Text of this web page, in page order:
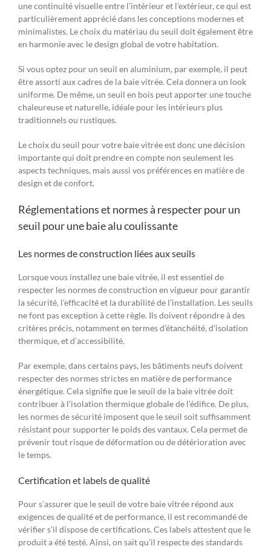
une continuité visuelle entre l’intérieur et l’extérieur, ce qui est
particulièrement apprécié dans les conceptions modernes et
minimalistes. Le choix du matériau du seuil doit également être
en harmonie avec le design global de votre habitation.
Si vous optez pour un seuil en aluminium, par exemple, il peut
être assorti aux cadres de la baie vitrée. Cela donnera un look
uniforme. De même, un seuil en bois peut apporter une touche
chaleureuse et naturelle, idéale pour les intérieurs plus
traditionnels ou rustiques.
Le choix du seuil pour votre baie vitrée est donc une décision
importante qui doit prendre en compte non seulement les
aspects techniques, mais aussi vos préférences en matière de
design et de confort.
Réglementations et normes à respecter pour un
seuil pour une baie alu coulissante
Les normes de construction liées aux seuils
Lorsque vous installez une baie vitrée, il est essentiel de
respecter les normes de construction en vigueur pour garantir
la sécurité, l’efficacité et la durabilité de l’installation. Les seuils
ne font pas exception à cette règle. Ils doivent répondre à des
critères précis, notamment en termes d’étanchéité, d’isolation
thermique, et d’accessibilité.
Par exemple, dans certains pays, les bâtiments neufs doivent
respecter des normes strictes en matière de performance
énergétique. Cela signifie que le seuil de la baie vitrée doit
contribuer à l’isolation thermique globale de l’édifice. De plus,
les normes de sécurité imposent que le seuil soit suffisamment
résistant pour supporter le poids des vantaux. Cela permet de
prévenir tout risque de déformation ou de détérioration avec
le temps.
Certification et labels de qualité
Pour s’assurer que le seuil de votre baie vitrée répond aux
exigences de qualité et de performance, il est recommandé de
vérifier s’il dispose de certifications. Ces labels attestent que le
produit a été testé. Ainsi, on sait qu’il respecte des standards